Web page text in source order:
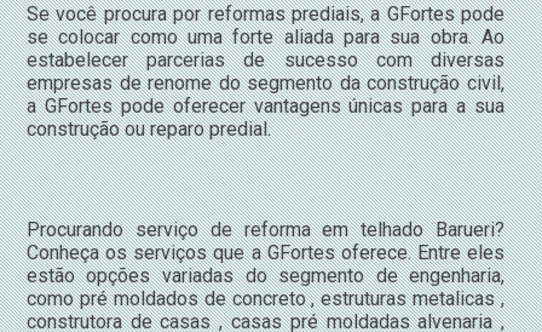
Se você procura por reformas prediais, a GFortes pode
se colocar como uma forte aliada para sua obra. Ao
estabelecer parcerias de sucesso com diversas
empresas de renome do segmento da construção civil,
a GFortes pode oferecer vantagens únicas para a sua
construção ou reparo predial.
Procurando serviço de reforma em telhado Barueri?
Conheça os serviços que a GFortes oferece. Entre eles
estão opções variadas do segmento de engenharia,
como pré moldados de concreto , estruturas metalicas ,
construtora de casas , casas pré moldadas alvenaria ,